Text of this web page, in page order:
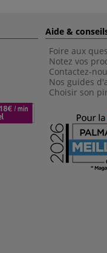
Aide &
Foire aux
Notez vos
Contactez-
Nos guides
Choisir son